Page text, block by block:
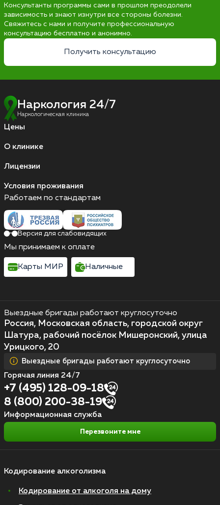
Консультанты программы сами в прошлом преодолели
зависимость и знают изнутри все стороны болезни.
Свяжитесь с нами и получите профессиональную
консультацию бесплатно и анонимно.
Получить консультацию
Наркология 24/7
Наркологическая клиника
Цены
О клинике
Лицензии
Условия проживания
Кодирование алкоголизма
Кодирование от алкоголя на дому
Выездные бригады работают круглосуточно
Россия, Московская область, городской округ
Шатура, рабочий посёлок Мишеронский, улица
Урицкого, 20
Выездные бригады работают круглосуточно
Горячая линия 24/7
+7 (495) 128-09-18
8 (800) 200-38-19
Информационная служба
Перезвоните мне
Работаем по стандартам
Версия для слабовидящих
Мы принимаем к оплате
Карты МИР Наличные